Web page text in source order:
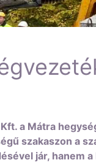
a Mátra
szakaszon a
jár, hanem